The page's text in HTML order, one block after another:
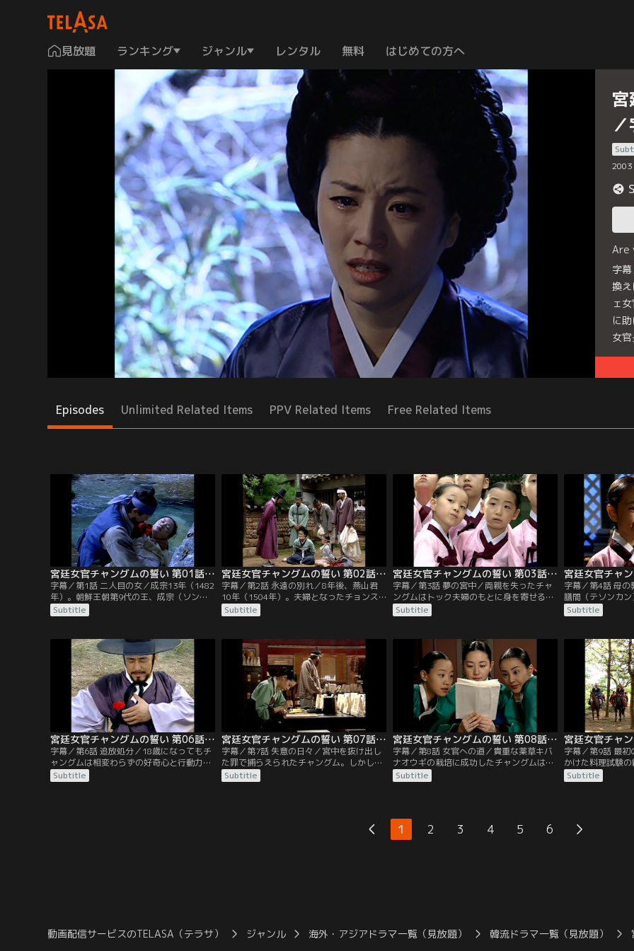
見放題 ランキング ジャンル レンタル 無料 はじめての方へ
2003
Are
字
換
ェ
に
女
Episodes Unlimited Related Items PPV Related Items Free Related Items
宮廷女官チャングムの誓い 第01話／字幕
字幕／第1話 二人目の女／成宗13年（1482
年）。朝鮮王朝第9代の王、成宗（ソンジ
ョン）は品行の悪さを理由に元妃ユンを毒
殺。現場に立ち会った武官の一人ソ・チョ
識に苛まれる。酔っ払い、山中で誤まって
崖を転落したチョンスは洞くつで目を覚ま
す。傍らには老師が居り、チョンスの運命
に関わる3人の女性の存在を告げる。
Subtitle
宮廷女官チャングムの誓い 第02話／字幕
字幕／第2話 永遠の別れ／8年後、燕山君
10年（1504年）。夫婦となったチョンス
とミョンイは白丁（ペクチョン）の身分を
称し、一人娘チャングムと3人でひっそり
も強く、身分不相応な振る舞いを母ミョン
イは心配するが父チョンスは可愛くて仕方
ない。
Subtitle
宮廷女官チャングムの誓い 第03話／字幕
字幕／第3話 夢の宮中／両親を失ったチャ
ングムはトック夫婦のもとに身を寄せる。
2年が経ち、チャングムはトックに代わり
一人で酒の配達が出来るようになってい
政に堪えかねた臣下たちは、密かにクーデ
ターを計画していた。
Subtitle
字幕／第4話 母
膳間（テソンカ
を台無しにして
セン。訓育尚宮
られることに。
育尚宮はヨンセ
を与え、チャン
言い付ける。
Subtitle
宮廷女官チャングムの誓い 第06話／字幕
字幕／第6話 追放処分／18歳になってもチ
ャングムは相変わらずの好奇心と行動力と
で、さまざまなことに挑戦してはチェ尚宮
にしかられる毎日を過ごしていた。その
Subtitle
宮廷女官チャングムの誓い 第07話／字幕
字幕／第7話 失意の日々／宮中を抜け出し
た罪で捕らえられたチャングム。しかしチ
ョン最高尚宮（チェゴサングン）とハン尚
宮の必死の取り計らいで、宮中追放処分は
みるところ。事実上、宮中で見捨てられた
Subtitle
宮廷女官チャングムの誓い 第08話／字幕
字幕／第8話 女官への道／貴重な薬草キバ
ナオウギの栽培に成功したチャングムはそ
の功績が認められ、菜園から水剌間に戻れ
ることに。チョン・ウンベクの使いで書庫
決める試験を7日後に控え、懸命に遅れを
取り戻そうと勉強するチャングム。試験は
2段階に分かれていた。
Subtitle
字幕／第9話 最
かけた料理試験
支給されたもの
グムは落第を言
感心し、チャン
Subtitle
1 2 3 4 5 6
動画配信サービスのTELASA（テラサ） ジャンル 海外・アジアドラマ一覧（見放題） 韓流ドラマ一覧（見放題）